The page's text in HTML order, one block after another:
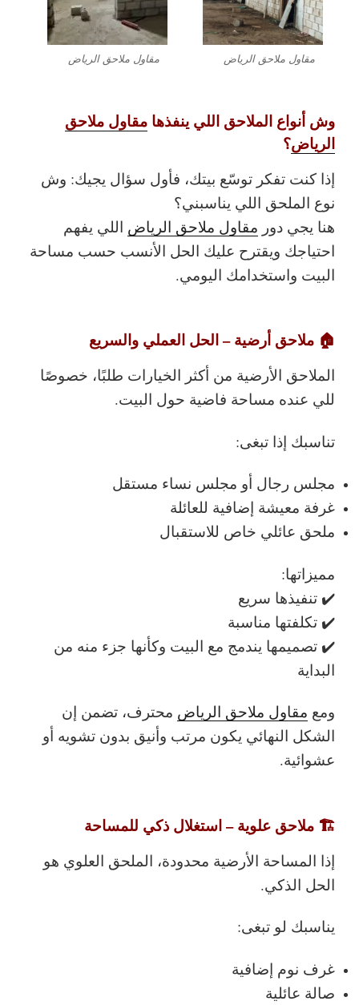
مقاول ملاحق الرياض مقاول ملاحق الرياض
وش أنواع الملاحق اللي ينفذها مقاول ملاحق
الرياض؟
إذا كنت تفكر توسّع بيتك، فأول سؤال يجيك: وش
نوع الملحق اللي يناسبني؟
هنا يجي دور مقاول ملاحق الرياض اللي يفهم
احتياجك ويقترح عليك الحل الأنسب حسب مساحة
البيت واستخدامك اليومي.
🏠 ملاحق أرضية – الحل العملي والسريع
الملاحق الأرضية من أكثر الخيارات طلبًا، خصوصًا
للي عنده مساحة فاضية حول البيت.
تناسبك إذا تبغى:
مجلس رجال أو مجلس نساء مستقل
غرفة معيشة إضافية للعائلة
ملحق عائلي خاص للاستقبال
مميزاتها:
✔️ تنفيذها سريع
✔️ تكلفتها مناسبة
✔️ تصميمها يندمج مع البيت وكأنها جزء منه من
البداية
ومع مقاول ملاحق الرياض محترف، تضمن إن
الشكل النهائي يكون مرتب وأنيق بدون تشويه أو
عشوائية.
🏗️ ملاحق علوية – استغلال ذكي للمساحة
إذا المساحة الأرضية محدودة، الملحق العلوي هو
الحل الذكي.
يناسبك لو تبغى:
غرف نوم إضافية
صالة عائلية